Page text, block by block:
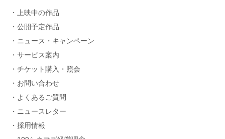
上映中の作品
公開予定作品
ニュース・キャンペーン
サービス案内
チケット購入・照会
お問い合わせ
よくあるご質問
ニュースレター
採用情報